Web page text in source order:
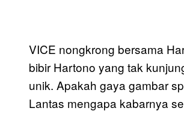
VICE nongkrong bersama
bibir Hartono yang tak
unik. Apakah gaya gambar
Lantas mengapa kabarnya